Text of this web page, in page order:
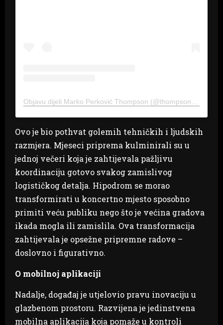
Ovo je bio pothvat golemih tehničkih i ljudskih
razmjera. Mjeseci priprema kulminirali su u
jednoj večeri koja je zahtijevala pažljivu
koordinaciju gotovo svakog zamislivog
logističkog detalja. Hipodrom se morao
transformirati u koncertno mjesto sposobno
primiti veću publiku nego što je većina gradova
ikada mogla ili zamislila. Ova transformacija
zahtijevala je opsežne pripremne radove –
doslovno i figurativno.
O mobilnoj aplikaciji
Nadalje, događaj je utjelovio pravu inovaciju u
glazbenom prostoru. Razvijena je jedinstvena
mobilna aplikacija koja pomaže u kontroli